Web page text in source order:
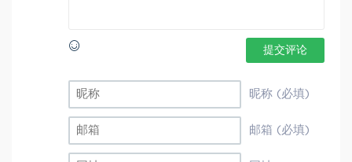
提交评论
昵称 (必填)
邮箱 (必填)